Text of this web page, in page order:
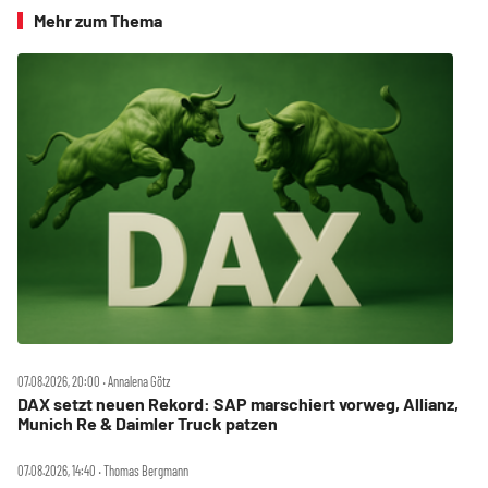
Mehr zum Thema
07.08.2026, 20:00 ‧ Annalena Götz
DAX setzt neuen Rekord: SAP marschiert vorweg, Allianz,
Munich Re & Daimler Truck patzen
07.08.2026, 14:40 ‧ Thomas Bergmann